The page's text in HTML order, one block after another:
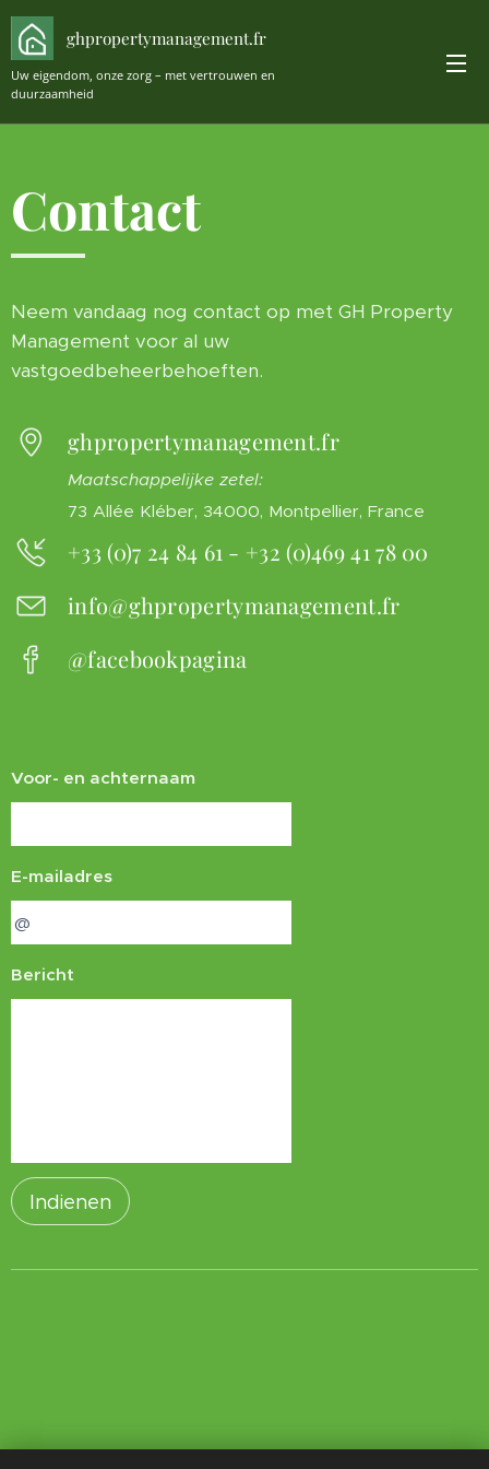
ghpropertymanagement.fr
Uw eigendom, onze zorg – met vertrouwen en
duurzaamheid
Contact
Neem vandaag nog contact op met GH Property
Management voor al uw
vastgoedbeheerbehoeften.
ghpropertymanagement.fr
Maatschappelijke zetel:
73 Allée Kléber, 34000, Montpellier, France
+33 (0)7 24 84 61 - +32 (0)469 41 78 00
info@ghpropertymanagement.fr
@facebookpagina
Voor- en achternaam
E-mailadres
Bericht
Indienen